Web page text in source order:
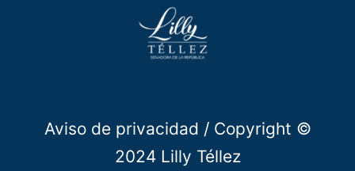
Aviso de privacidad / Copyright ©
2024 Lilly Téllez